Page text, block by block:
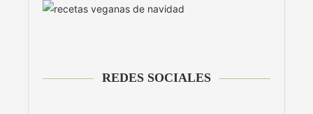
REDES SOCIALES